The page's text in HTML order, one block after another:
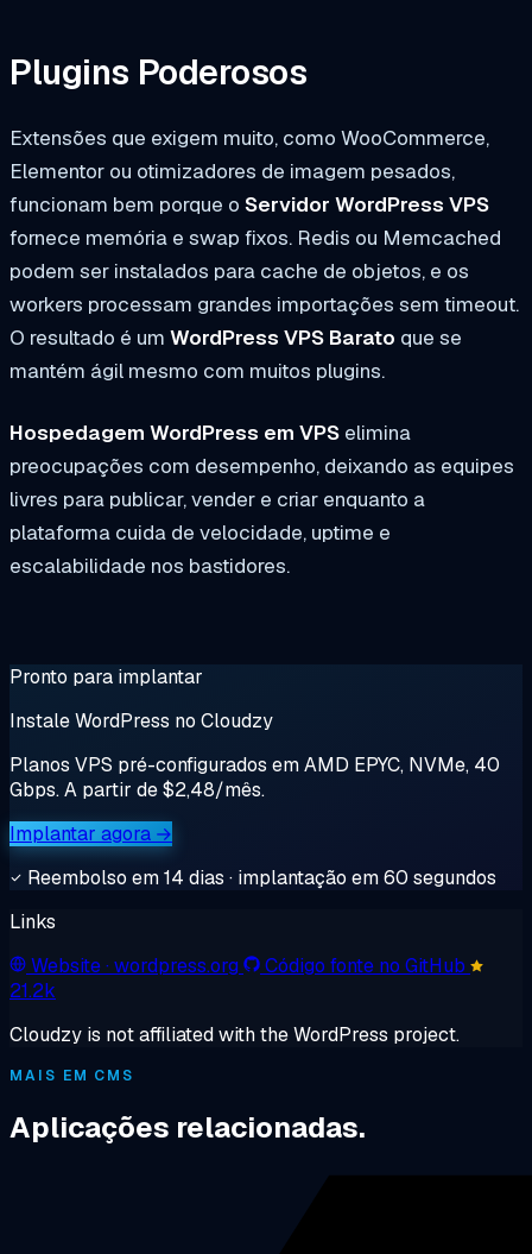
Plugins Poderosos
Extensões que exigem muito, como WooCommerce,
Elementor ou otimizadores de imagem pesados,
funcionam bem porque o Servidor WordPress VPS
fornece memória e swap fixos. Redis ou Memcached
podem ser instalados para cache de objetos, e os
workers processam grandes importações sem timeout.
O resultado é um WordPress VPS Barato que se
mantém ágil mesmo com muitos plugins.
Hospedagem WordPress em VPS elimina
preocupações com desempenho, deixando as equipes
livres para publicar, vender e criar enquanto a
plataforma cuida de velocidade, uptime e
escalabilidade nos bastidores.
Pronto para implantar
Instale WordPress no Cloudzy
Planos VPS pré-configurados em AMD EPYC, NVMe, 40
Gbps. A partir de $2,48/mês.
Implantar agora →
Reembolso em 14 dias · implantação em 60 segundos
Links
Website· wordpress.org
Código fonte no GitHub
21.2k
Cloudzy is not affiliated with the WordPress project.
MAIS EM CMS
Aplicações relacionadas.